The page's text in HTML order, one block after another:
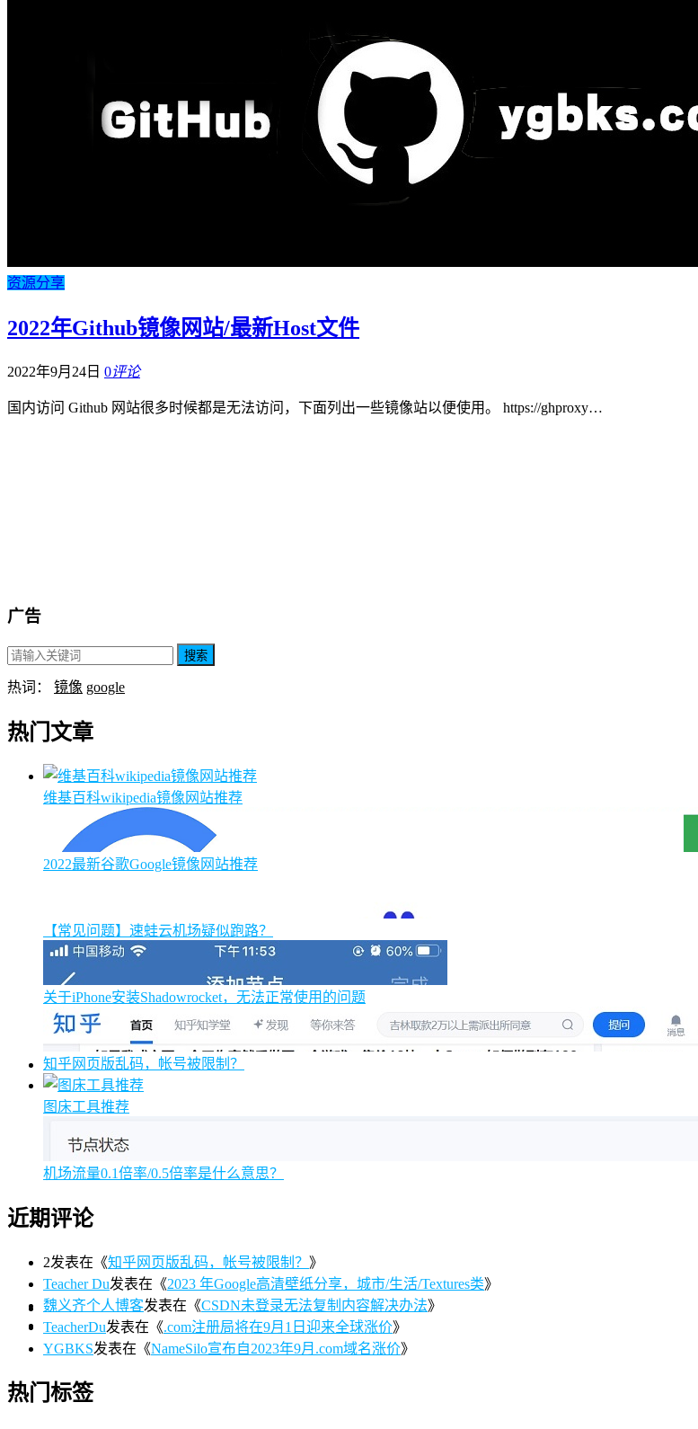
资源分享
2022年Github镜像网站/最新Host文件
2022年9月24日 0评论
国内访问 Github 网站很多时候都是无法访问，下面列出一些镜像站以便使用。 https://ghproxy…
广告
搜索
热词： 镜像 google
热门文章
维基百科wikipedia镜像网站推荐
2022最新谷歌Google镜像网站推荐
【常见问题】速蛙云机场疑似跑路？
关于iPhone安装Shadowrocket，无法正常使用的问题
知乎网页版乱码，帐号被限制？
图床工具推荐
机场流量0.1倍率/0.5倍率是什么意思？
近期评论
2发表在《知乎网页版乱码，帐号被限制？ 》
Teacher Du发表在《2023 年Google高清壁纸分享，城市/生活/Textures类》
魏义齐个人博客发表在《CSDN未登录无法复制内容解决办法》
TeacherDu发表在《.com注册局将在9月1日迎来全球涨价》
YGBKS发表在《NameSilo宣布自2023年9月.com域名涨价》
热门标签